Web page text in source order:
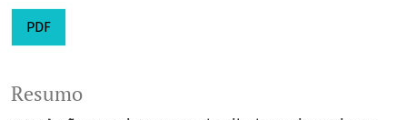
PDF
Resumo